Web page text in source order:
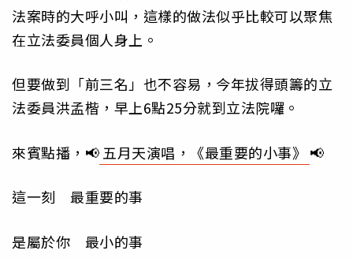
法案時的大呼小叫，這樣的做法似乎比較可以聚焦
在立法委員個人身上。
但要做到「前三名」也不容易，今年拔得頭籌的立
法委員洪孟楷，早上6點25分就到立法院囉。
來賓點播，📢 五月天演唱，《最重要的小事》 📢
這一刻 最重要的事
是屬於你 最小的事